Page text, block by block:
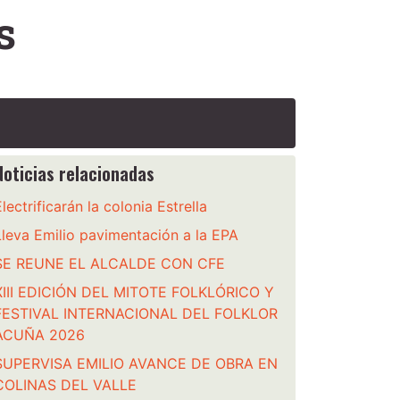
relacionadas
la colonia Estrella
Emilio pavimentación a la EPA
REUNE EL ALCALDE CON CFE
EDICIÓN DEL MITOTE FOLKLÓRICO Y
INTERNACIONAL DEL FOLKLOR
2026
EMILIO AVANCE DE OBRA EN
DEL VALLE